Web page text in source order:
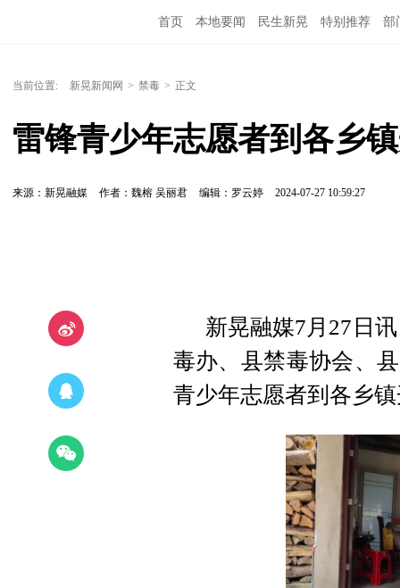
首页 本地要闻 民生新晃 特别推荐 部
当前位置: 新晃新闻网 > 禁毒 > 正文
雷锋青少年志愿者到各乡
来源：新晃融媒 作者：魏榕 吴丽君 编辑：罗云婷 2024-07-27 10:59:27
新晃融媒7月27日
毒办、县禁毒协会、
青少年志愿者到各乡